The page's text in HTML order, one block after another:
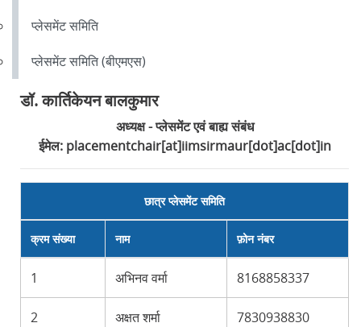
प्लेसमेंट समिति
प्लेसमेंट समिति (बीएमएस)
डॉ. कार्तिकेयन बालकुमार
अध्यक्ष - प्लेसमेंट एवं बाह्य संबंध
ईमेल: placementchair[at]iimsirmaur[dot]ac[dot]in
छात्र प्लेसमेंट समिति
क्रम संख्या नाम फ़ोन नंबर
1 अभिनव वर्मा 8168858337
2 अक्षत शर्मा 7830938830